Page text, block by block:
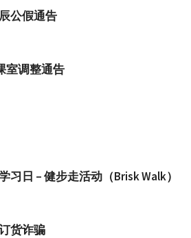
公假通告
室调整通告
习日 – 健步走活动（Brisk Walk）
货诈骗